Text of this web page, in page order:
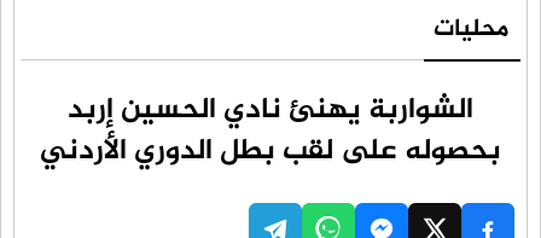
محليات
الشواربة يهنئ نادي الحسين إربد
بحصوله على لقب بطل الدوري الأردني